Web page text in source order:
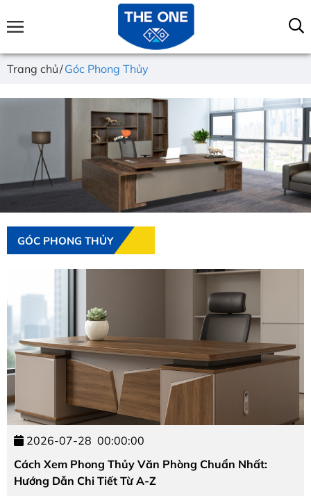
Trang chủ Góc Phong Thủy
GÓC PHONG THỦY
2026-07-28 00:00:00
Cách Xem Phong Thủy Văn Phòng Chuẩn Nhất:
Hướng Dẫn Chi Tiết Từ A-Z